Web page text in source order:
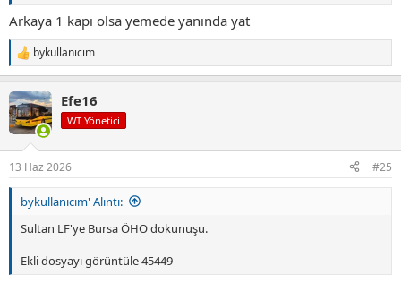
Arkaya 1 kapı olsa yemede yanında yat
T
e
k
i
l
:
bykullanıcım
Efe16
WT Yönetici
13 Haz 2026 #25
bykullanıcım' Alıntı:
Sultan LF'ye Bursa ÖHO dokunuşu.
Ekli dosyayı görüntüle 45449